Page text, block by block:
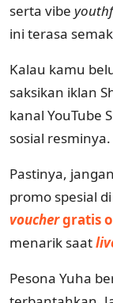
serta vibe
ini terasa
Kalau kamu
saksikan iklan
kanal YouTube
sosial resminya.
Pastinya,
promo spesial
vouchergratis
menarik saat
Pesona Yuha